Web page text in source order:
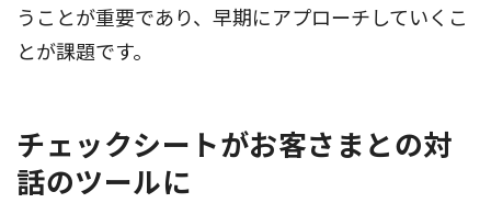
うことが重要であり、早期にアプローチしていくこ
とが課題です。
チェックシートがお客さまとの対
話のツールに